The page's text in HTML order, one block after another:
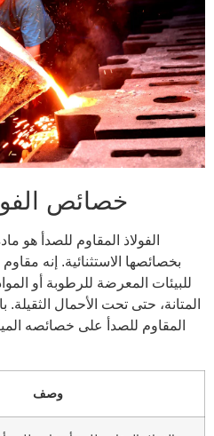
خصائص
الفولاذ المقاوم للصدأ هو
بخصائصها الاستثنائية. إنه
للبيئات المعرضة للرطوبة أو
المتانة، حتى تحت الأحمال الثقيلة.
المقاوم للصدأ على خصائصه
وصف